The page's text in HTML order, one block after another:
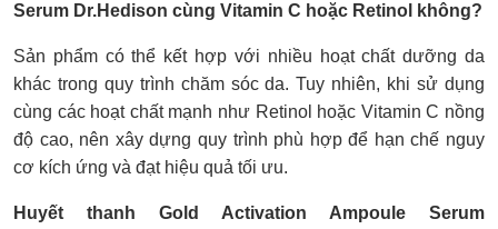
Serum Dr.Hedison cùng Vitamin C hoặc Retinol không?
Sản phẩm có thể kết hợp với nhiều hoạt chất dưỡng da
khác trong quy trình chăm sóc da. Tuy nhiên, khi sử dụng
cùng các hoạt chất mạnh như Retinol hoặc Vitamin C nồng
độ cao, nên xây dựng quy trình phù hợp để hạn chế nguy
cơ kích ứng và đạt hiệu quả tối ưu.
Huyết thanh Gold Activation Ampoule Serum